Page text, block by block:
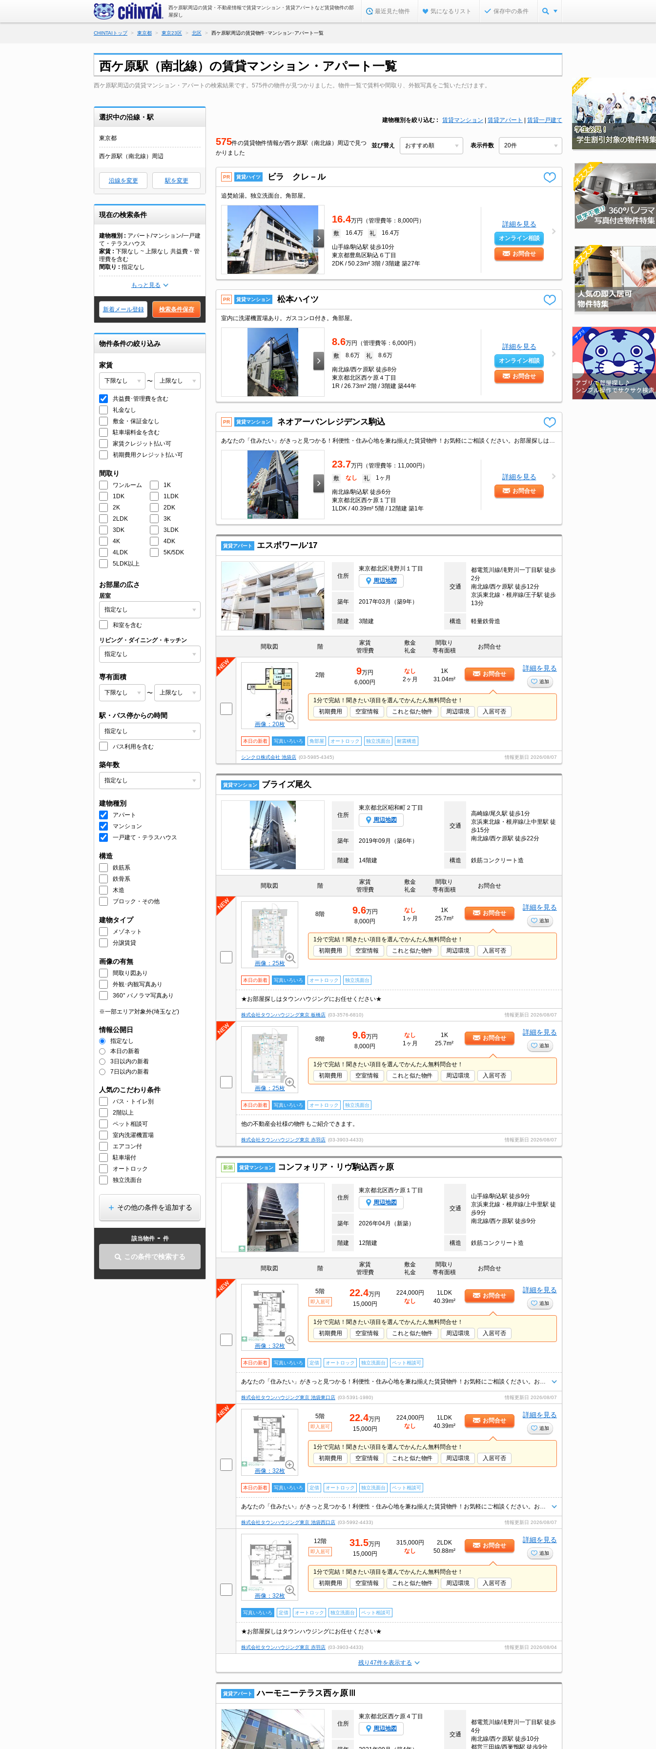
西ケ原駅周辺の賃貸・不動産情報で賃貸マンション・賃貸アパートなど賃貸物件の部
屋探し
最近見た物件 気になるリスト 保存中の条件
CHINTAIトップ 東京都 東京23区 北区 西ケ原駅周辺の賃貸物件･マンション･アパート一覧
西ケ原駅（南北線）の賃貸マンション・アパート一覧
西ケ原駅周辺の賃貸マンション・アパートの検索結果です。575件の物件が見つかりました。物件一覧で賃料や間取り、外観写真をご覧いただけます。
選択中の沿線・駅
東京都
西ケ原駅（南北線）周辺
沿線を変更 駅を変更
現在の検索条件
建物種別
アパート/マンション/一戸建
て・テラスハウス
家賃
下限なし ~ 上限なし 共益費・管
理費を含む
間取り
指定なし
もっと見る
新着メール登録 検索条件保存
物件条件の絞り込み
家賃
〜
共益費･管理費を含む
礼金なし
敷金・保証金なし
駐車場料金を含む
家賃クレジット払い可
初期費用クレジット払い可
間取り
ワンルーム
1K
1DK
1LDK
2K
2DK
2LDK
3K
3DK
3LDK
4K
4DK
4LDK
5K/5DK
5LDK以上
お部屋の広さ
居室
和室を含む
リビング・ダイニング・キッチン
専有面積
〜
駅・バス停からの時間
バス利用を含む
築年数
建物種別
アパート
マンション
一戸建て・テラスハウス
構造
鉄筋系
鉄骨系
木造
ブロック・その他
建物タイプ
メゾネット
分譲賃貸
画像の有無
間取り図あり
外観･内観写真あり
360° パノラマ写真あり
※一部エリア対象外(埼玉など)
情報公開日
指定なし
本日の新着
3日以内の新着
7日以内の新着
人気のこだわり条件
バス・トイレ別
2階以上
ペット相談可
室内洗濯機置場
エアコン付
駐車場付
オートロック
独立洗面台
その他の条件を追加する
該当物件 - 件
この条件で検索する
建物種別を絞り込む 賃貸マンション 賃貸アパート 賃貸一戸建て
575件の賃貸物件情報が西ケ原駅（南北線）周辺で見つ
かりました
並び替え 表示件数
PR 賃貸ハイツ ビラ クレ－ル
追焚給湯。独立洗面台。角部屋。
16.4万円（管理費等：8,000円）
敷 16.4万 礼 16.4万
山手線/駒込駅 徒歩10分
東京都豊島区駒込６丁目
2DK / 50.23m² 3階 / 3階建 築27年
詳細を見る
オンライン相談
お問合せ
PR 賃貸マンション 松本ハイツ
室内に洗濯機置場あり。ガスコンロ付き。角部屋。
8.6万円（管理費等：6,000円）
敷 8.6万 礼 8.6万
南北線/西ケ原駅 徒歩8分
東京都北区西ケ原４丁目
1R / 26.73m² 2階 / 3階建 築44年
詳細を見る
オンライン相談
お問合せ
PR 賃貸マンション ネオアーバンレジデンス駒込
23.7万円（管理費等：11,000円）
敷 なし 礼 1ヶ月
南北線/駒込駅 徒歩6分
東京都北区西ケ原１丁目
1LDK / 40.39m² 5階 / 12階建 築1年
詳細を見る
お問合せ
賃貸アパート エスポワール'17
住所
東京都北区滝野川１丁目
周辺地図
交通
都電荒川線/滝野川一丁目駅 徒歩
2分
南北線/西ケ原駅 徒歩12分
京浜東北線・根岸線/王子駅 徒歩
13分
築年 2017年03月（築9年）
階建 3階建 構造 軽量鉄骨造
間取図 階
家賃
管理費
敷金
礼金
間取り
専有面積
お問合せ
画像：20枚
2階 9万円
6,000円
なし
2ヶ月
1K
31.04m²
お問合せ
詳細を見る
追加
1分で完結！聞きたい項目を選んでかんたん無料問合せ！
初期費用
空室情報 これと似た物件 周辺環境 入居可否
本日の新着 写真いろいろ 角部屋 オートロック 独立洗面台 耐震構造
シンクロ株式会社 池袋店 (03-5985-4345) 情報更新日 2026/08/07
賃貸マンション ブライズ尾久
住所
東京都北区昭和町２丁目
周辺地図
交通
高崎線/尾久駅 徒歩1分
京浜東北線・根岸線/上中里駅 徒
歩15分
南北線/西ケ原駅 徒歩22分
築年 2019年09月（築6年）
階建 14階建 構造 鉄筋コンクリート造
間取図 階
家賃
管理費
敷金
礼金
間取り
専有面積
お問合せ
画像：25枚
8階 9.6万円
8,000円
なし
1ヶ月
1K
25.7m²
お問合せ
詳細を見る
追加
1分で完結！聞きたい項目を選んでかんたん無料問合せ！
初期費用
空室情報 これと似た物件 周辺環境 入居可否
本日の新着 写真いろいろ オートロック 独立洗面台
★お部屋探しはタウンハウジングにお任せください★
株式会社タウンハウジング東京 板橋店 (03-3576-6810) 情報更新日 2026/08/07
画像：25枚
8階 9.6万円
8,000円
なし
1ヶ月
1K
25.7m²
お問合せ
詳細を見る
追加
1分で完結！聞きたい項目を選んでかんたん無料問合せ！
初期費用
空室情報 これと似た物件 周辺環境 入居可否
本日の新着 写真いろいろ オートロック 独立洗面台
他の不動産会社様の物件もご紹介できます。
株式会社タウンハウジング東京 赤羽店 (03-3903-4433) 情報更新日 2026/08/07
新築 賃貸マンション コンフォリア・リヴ駒込西ヶ原
住所
東京都北区西ケ原１丁目
周辺地図
交通
山手線/駒込駅 徒歩9分
京浜東北線・根岸線/上中里駅 徒
歩9分
南北線/西ケ原駅 徒歩9分
築年 2026年04月（新築）
階建 12階建 構造 鉄筋コンクリート造
間取図 階
家賃
管理費
敷金
礼金
間取り
専有面積
お問合せ
画像：32枚
5階
即入居可
22.4万円
15,000円
224,000円
なし
1LDK
40.39m²
お問合せ
詳細を見る
追加
1分で完結！聞きたい項目を選んでかんたん無料問合せ！
初期費用
空室情報 これと似た物件 周辺環境 入居可否
本日の新着 写真いろいろ 定借 オートロック 独立洗面台 ペット相談可
株式会社タウンハウジング東京 池袋東口店 (03-5391-1980) 情報更新日 2026/08/07
画像：32枚
5階
即入居可
22.4万円
15,000円
224,000円
なし
1LDK
40.39m²
お問合せ
詳細を見る
追加
1分で完結！聞きたい項目を選んでかんたん無料問合せ！
初期費用
空室情報 これと似た物件 周辺環境 入居可否
本日の新着 写真いろいろ 定借 オートロック 独立洗面台 ペット相談可
株式会社タウンハウジング東京 池袋西口店 (03-5992-4433) 情報更新日 2026/08/07
画像：32枚
12階
即入居可
31.5万円
15,000円
315,000円
なし
2LDK
50.88m²
お問合せ
詳細を見る
追加
1分で完結！聞きたい項目を選んでかんたん無料問合せ！
初期費用
空室情報 これと似た物件 周辺環境 入居可否
写真いろいろ 定借 オートロック 独立洗面台 ペット相談可
★お部屋探しはタウンハウジングにお任せください★
株式会社タウンハウジング東京 赤羽店 (03-3903-4433) 情報更新日 2026/08/04
残り47件を表示する
賃貸アパート ハーモニーテラス西ヶ原Ⅲ
住所
東京都北区西ケ原４丁目
周辺地図
交通
都電荒川線/滝野川一丁目駅 徒歩
4分
南北線/西ケ原駅 徒歩10分
都営三田線/西巣鴨駅 徒歩9分